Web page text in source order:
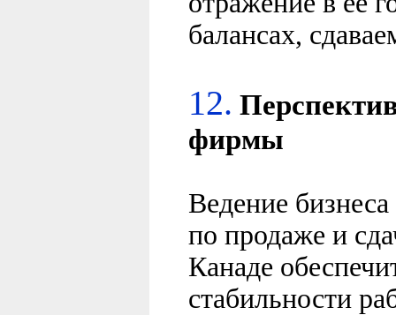
балансах,
12.
фирмы
Ведение
по продаже и
Канаде
стабильности